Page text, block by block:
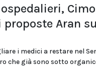
Aran
i medici a restare nel
che già sono sotto